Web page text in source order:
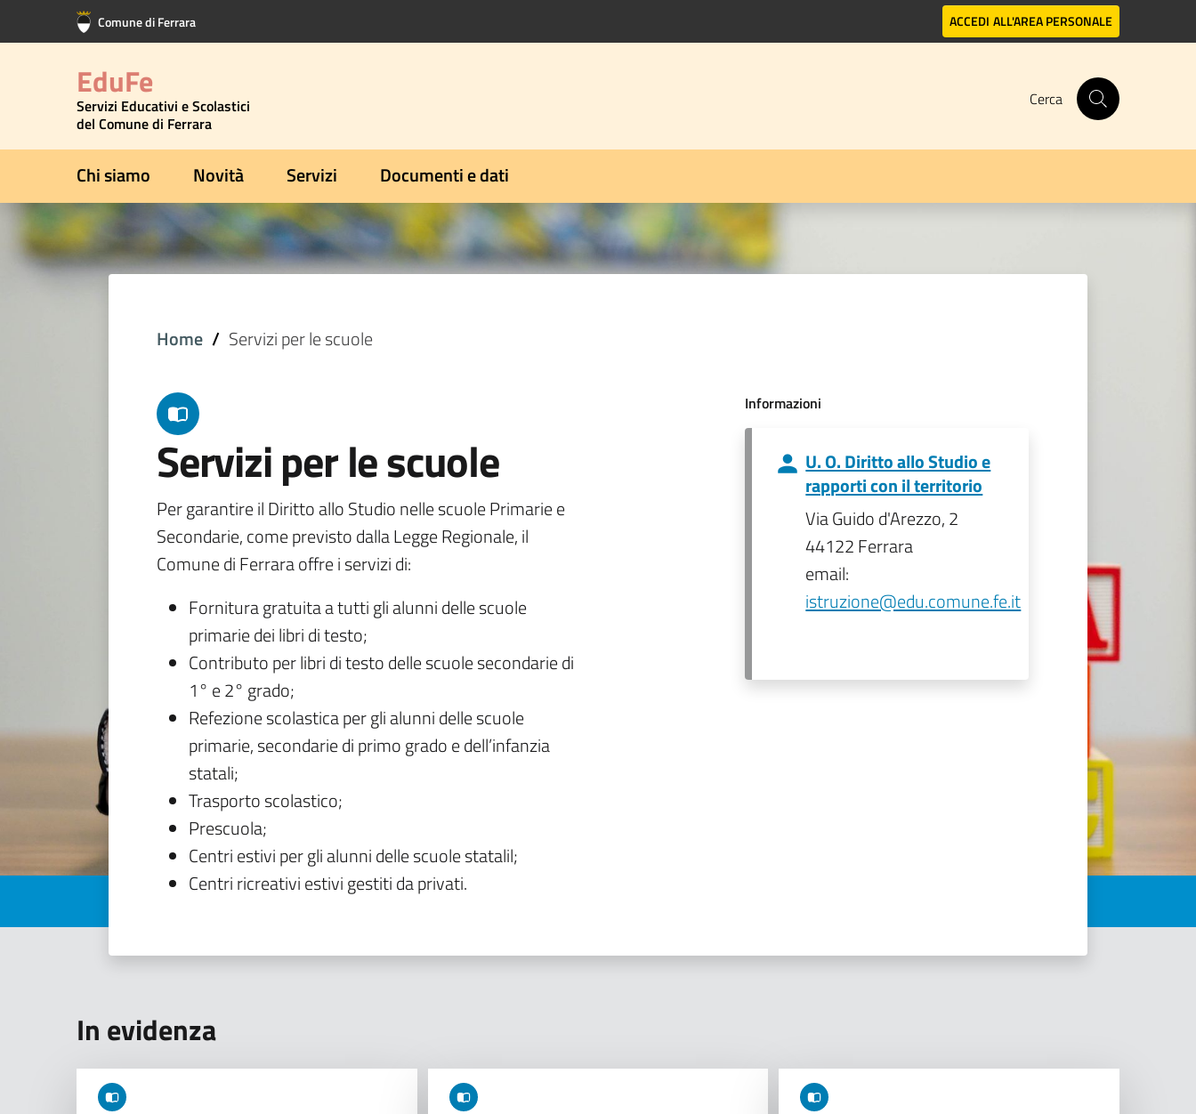
Vai al contenuto principale
Vai al footer Comune di Ferrara ACCEDI ALL'AREA PERSONALE
EduFe
Servizi Educativi e Scolastici
del Comune di Ferrara
Cerca
Chi siamo Novità Servizi Documenti e dati
Home Servizi per le scuole
Servizi per le scuole
Per garantire il Diritto allo Studio nelle scuole Primarie e
Secondarie, come previsto dalla Legge Regionale, il
Comune di Ferrara offre i servizi di:
Fornitura gratuita a tutti gli alunni delle scuole
primarie dei libri di testo;
Contributo per libri di testo delle scuole secondarie di
1° e 2° grado;
Refezione scolastica per gli alunni delle scuole
primarie, secondarie di primo grado e dell’infanzia
statali;
Trasporto scolastico;
Prescuola;
Centri estivi per gli alunni delle scuole statalil;
Centri ricreativi estivi gestiti da privati.
Informazioni
U. O. Diritto allo Studio e
rapporti con il territorio
Via Guido d'Arezzo, 2
44122 Ferrara
email:
istruzione@edu.comune.fe.it
In evidenza